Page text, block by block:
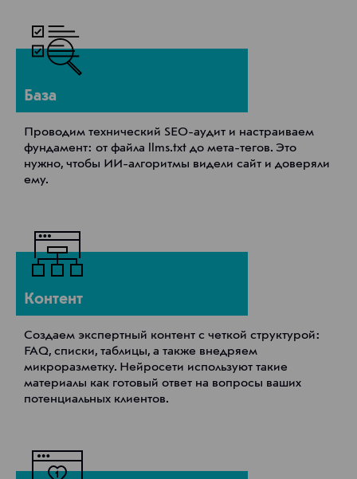
База
Проводим технический SEO-аудит и настраиваем
фундамент: от файла llms.txt до мета-тегов. Это
нужно, чтобы ИИ-алгоритмы видели сайт и доверяли
ему.
Контент
Создаем экспертный контент с четкой структурой:
FAQ, списки, таблицы, а также внедряем
микроразметку. Нейросети используют такие
материалы как готовый ответ на вопросы ваших
потенциальных клиентов.